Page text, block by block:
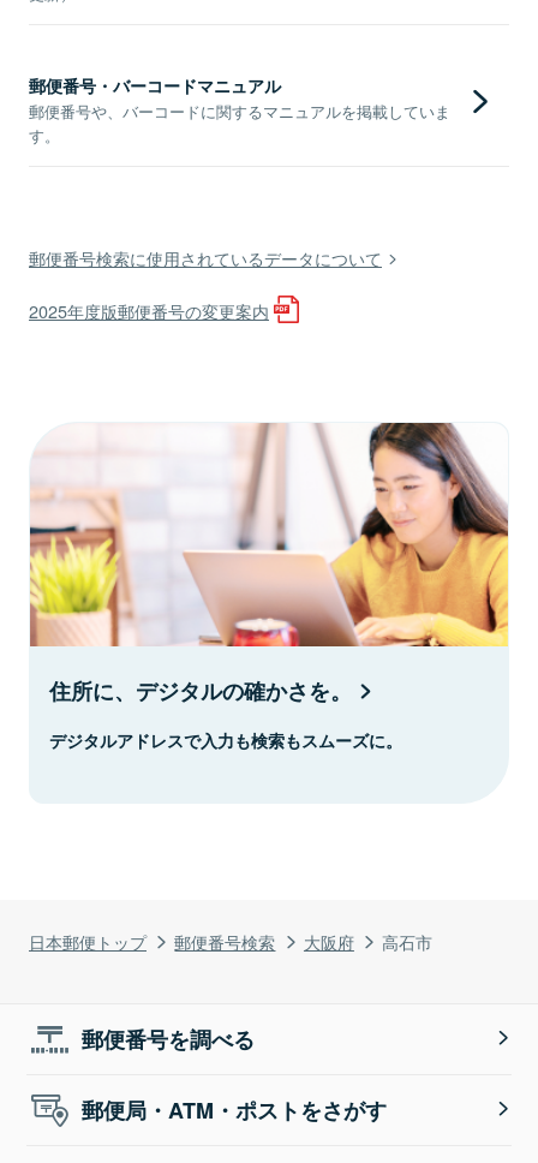
日本郵便トップ 郵便番号検索 大阪府 高石市
郵便番号・バーコードマニュアル
郵便番号や、バーコードに関するマニュアルを掲載していま
す。
郵便番号検索に使用されているデータについて
2025年度版郵便番号の変更案内
住所に、デジタルの確かさを。
デジタルアドレスで入力も検索もスムーズに。
郵便番号を調べる
郵便局・ATM・ポストをさがす